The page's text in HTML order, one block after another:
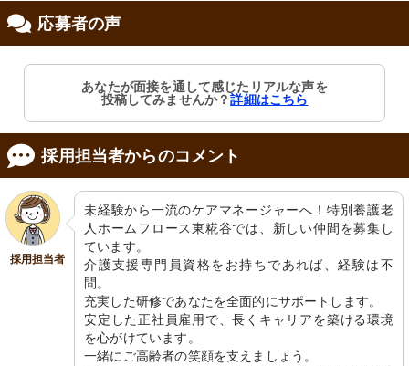
応募者の声
あなたが面接を通して感じたリアルな声を
投稿してみませんか？詳細はこちら
採用担当者からのコメント
採用担当者
未経験から一流のケアマネージャーへ！特別養護老
人ホームフロース東糀谷では、新しい仲間を募集し
ています。
介護支援専門員資格をお持ちであれば、経験は不
問。
充実した研修であなたを全面的にサポートします。
安定した正社員雇用で、長くキャリアを築ける環境
を心がけています。
一緒にご高齢者の笑顔を支えましょう。